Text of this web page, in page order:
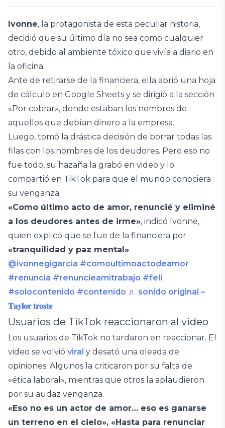
Ivonne, la protagonista de esta peculiar historia,
decidió que su último día no sea como cualquier
otro, debido al ambiente tóxico que vivía a diario en
la oficina.
Ante de retirarse de la financiera, ella abrió una hoja
de cálculo en Google Sheets y se dirigió a la sección
«Por cobrar», donde estaban los nombres de
aquellos que debían dinero a la empresa.
Luego, tomó la drástica decisión de borrar todas las
filas con los nombres de los deudores. Pero eso no
fue todo, su hazaña la grabó en video y lo
compartió en TikTok para que el mundo conociera
su venganza.
«Como último acto de amor, renuncié y eliminé
a los deudores antes de irme», indicó Ivonne,
quien explicó que se fue de la financiera por
«tranquilidad y paz mental».
@ivonnegigarcia #comoultimoactodeamor
#renuncia #renuncieamitrabajo #feli
#solocontenido #contenido ♬ sonido original –
𝐓𝐚𝐲𝐥𝐨𝐫 𝐭𝐫𝐨𝐬𝐭𝐞
Usuarios de TikTok reaccionaron al video
Los usuarios de TikTok no tardaron en reaccionar. El
video se volvió viral y desató una oleada de
opiniones. Algunos la criticaron por su falta de
«ética laboral», mientras que otros la aplaudieron
por su audaz venganza.
«Eso no es un actor de amor… eso es ganarse
un terreno en el cielo», «Hasta para renunciar